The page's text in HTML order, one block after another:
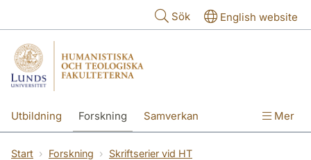
Sök English website
Utbildning Forskning Samverkan Mer
Start Forskning
Skriftserier vid HT